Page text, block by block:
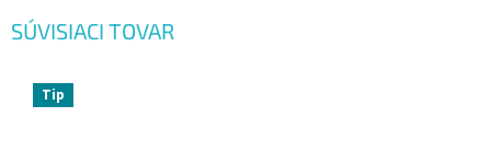
SÚVISIACI TOVAR
Tip